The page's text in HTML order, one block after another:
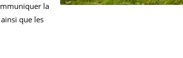
la
que les